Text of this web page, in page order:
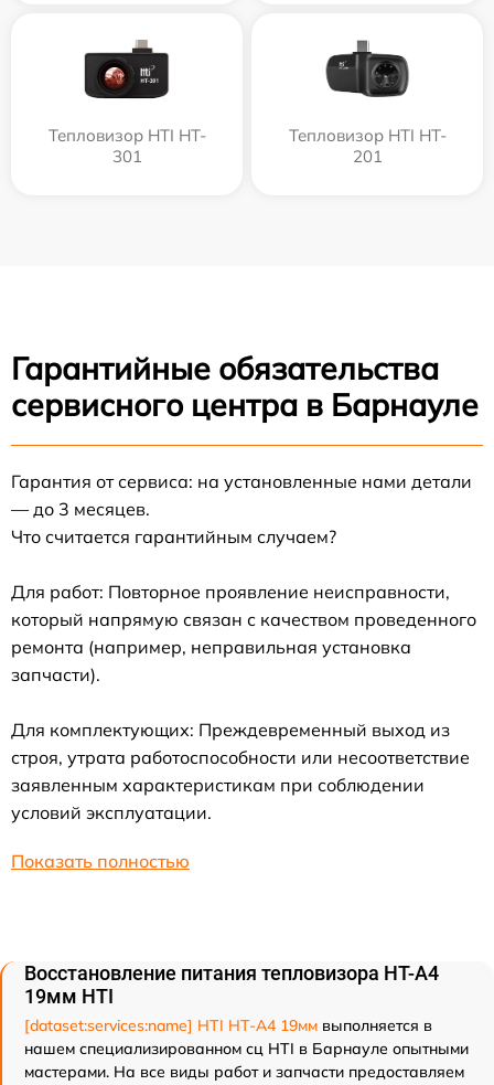
Тепловизор HTI HT-
301
Тепловизор HTI HT-
201
Гарантийные обязательства
сервисного центра в Барнауле
Гарантия от сервиса: на установленные нами детали
— до 3 месяцев.
Что считается гарантийным случаем?
Для работ: Повторное проявление неисправности,
который напрямую связан с качеством проведенного
ремонта (например, неправильная установка
запчасти).
Для комплектующих: Преждевременный выход из
строя, утрата работоспособности или несоответствие
заявленным характеристикам при соблюдении
условий эксплуатации.
Показать полностью
Восстановление питания тепловизора HT-A4
19мм HTI
[dataset:services:name] HTI HT-A4 19мм выполняется в
нашем специализированном сц HTI в Барнауле опытными
мастерами. На все виды работ и запчасти предоставляем